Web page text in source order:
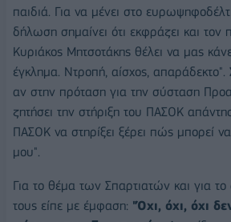
παιδιά. Για να μένει στο
δήλωση σημαίνει ότι εκφράζει και
Κυριάκος Μητσοτάκης θέλει να μας
έγκλημα. Ντροπή, αίσχος,
αν στην πρόταση για την σύσταση
ζητήσει την στήριξη του ΠΑΣΟΚ
ΠΑΣΟΚ να στηρίξει ξέρει πώς μπορεί
μου".
Για το θέμα των Σπαρτιατών και για
τους είπε με έμφαση: "Όχι, όχι, όχι